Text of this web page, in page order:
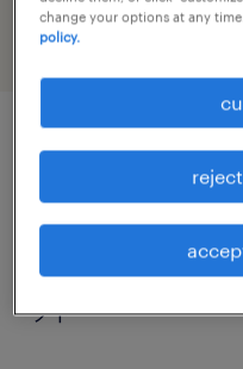
仕分け・ピッキング
フト
change your options at any
policy.